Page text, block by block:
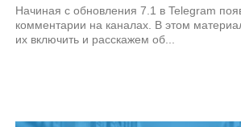
Начиная с обновления 7.1 в Telegram
комментарии на каналах. В этом
их включить и расскажем об...